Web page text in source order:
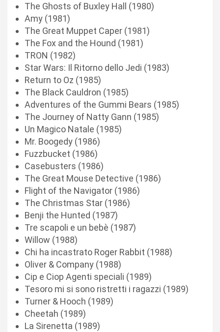
The Ghosts of Buxley Hall (1980)
Amy (1981)
The Great Muppet Caper (1981)
The Fox and the Hound (1981)
TRON (1982)
Star Wars: Il Ritorno dello Jedi (1983)
Return to Oz (1985)
The Black Cauldron (1985)
Adventures of the Gummi Bears (1985)
The Journey of Natty Gann (1985)
Un Magico Natale (1985)
Mr. Boogedy (1986)
Fuzzbucket (1986)
Casebusters (1986)
The Great Mouse Detective (1986)
Flight of the Navigator (1986)
The Christmas Star (1986)
Benji the Hunted (1987)
Tre scapoli e un bebè (1987)
Willow (1988)
Chi ha incastrato Roger Rabbit (1988)
Oliver & Company (1988)
Cip e Ciop Agenti speciali (1989)
Tesoro mi si sono ristretti i ragazzi (1989)
Turner & Hooch (1989)
Cheetah (1989)
La Sirenetta (1989)